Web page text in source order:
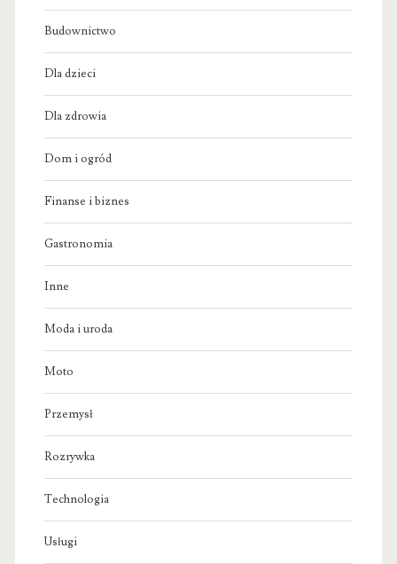
Budownictwo
Dla dzieci
Dla zdrowia
Dom i ogród
Finanse i biznes
Gastronomia
Inne
Moda i uroda
Moto
Przemysł
Rozrywka
Technologia
Usługi